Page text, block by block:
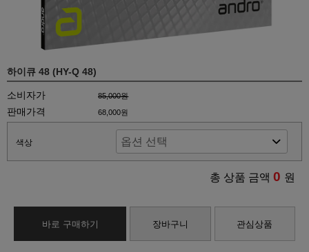
하이큐 48 (HY-Q 48)
소비자가 85,000원
판매가격 68,000원
색상
총 상품 금액 0 원
바로 구매하기 장바구니 관심상품